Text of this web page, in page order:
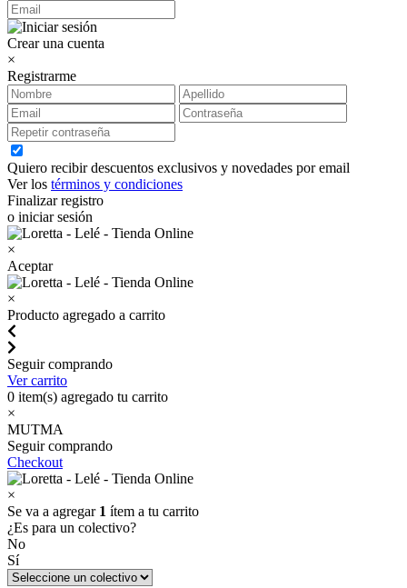
Crear una cuenta
×
Registrarme
Quiero recibir descuentos exclusivos y novedades por email
Ver los términos y condiciones
Finalizar registro
o iniciar sesión
×
Aceptar
×
Producto agregado a carrito
Seguir comprando
Ver carrito
0 item(s) agregado tu carrito
×
MUTMA
Seguir comprando
Checkout
×
Se va a agregar 1 ítem a tu carrito
¿Es para un colectivo?
No
Sí